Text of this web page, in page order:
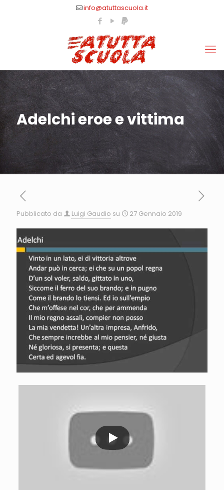
info@atuttascuola.it
Adelchi eroe e vittima
Pubblicato da Luigi Gaudio su 27 Gennaio 2019